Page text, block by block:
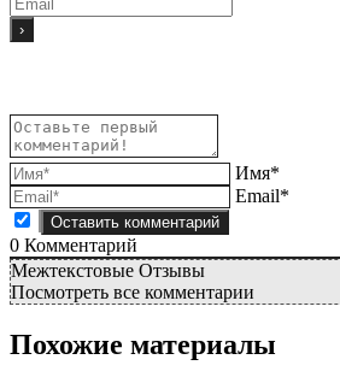
Имя*
Email*
0 Комментарий
Межтекстовые Отзывы
Посмотреть все комментарии
Похожие материалы